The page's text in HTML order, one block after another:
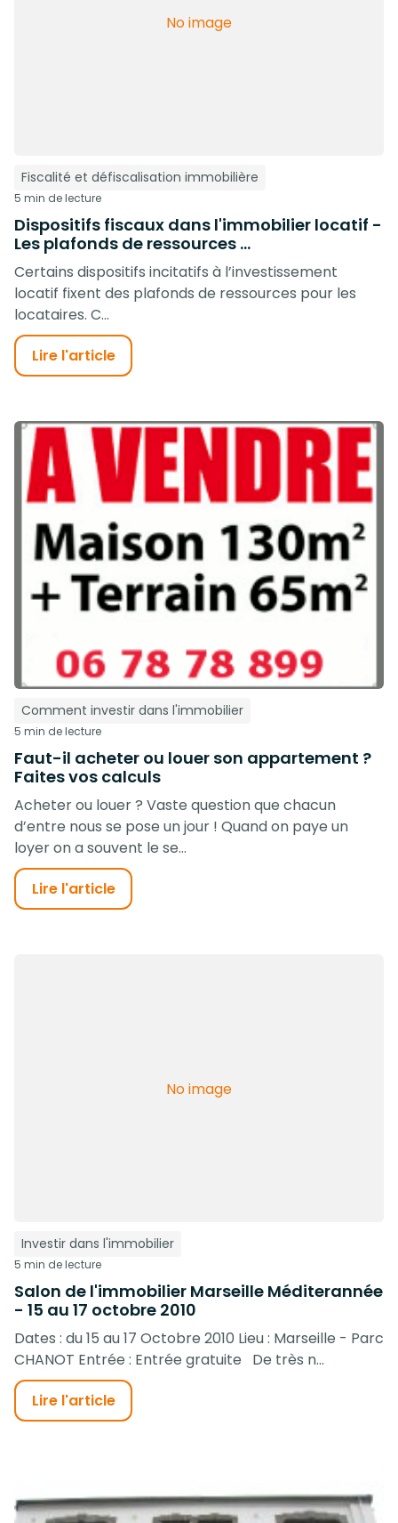
No image
Fiscalité et défiscalisation immobilière
5 min de lecture
Dispositifs fiscaux dans l'immobilier locatif -
Les plafonds de ressources ...
Certains dispositifs incitatifs à l’investissement
locatif fixent des plafonds de ressources pour les
locataires. C...
Lire l'article
Comment investir dans l'immobilier
5 min de lecture
Faut-il acheter ou louer son appartement ?
Faites vos calculs
Acheter ou louer ? Vaste question que chacun
d’entre nous se pose un jour ! Quand on paye un
loyer on a souvent le se...
Lire l'article
No image
Investir dans l'immobilier
5 min de lecture
Salon de l'immobilier Marseille Méditerannée
- 15 au 17 octobre 2010
Dates : du 15 au 17 Octobre 2010 Lieu : Marseille - Parc
CHANOT Entrée : Entrée gratuite De très n...
Lire l'article